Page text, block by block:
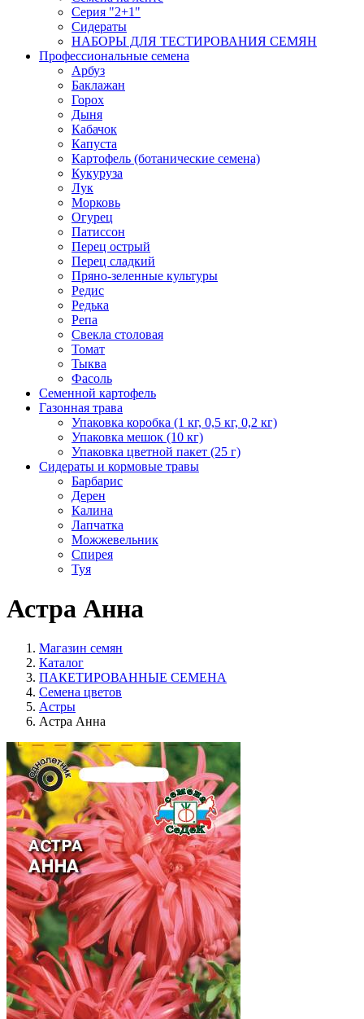
Серия "2+1"
Сидераты
НАБОРЫ ДЛЯ ТЕСТИРОВАНИЯ СЕМЯН
Профессиональные семена
Арбуз
Баклажан
Горох
Дыня
Кабачок
Капуста
Картофель (ботанические семена)
Кукуруза
Лук
Морковь
Огурец
Патиссон
Перец острый
Перец сладкий
Пряно-зеленные культуры
Редис
Редька
Репа
Свекла столовая
Томат
Тыква
Фасоль
Семенной картофель
Газонная трава
Упаковка коробка (1 кг, 0,5 кг, 0,2 кг)
Упаковка мешок (10 кг)
Упаковка цветной пакет (25 г)
Сидераты и кормовые травы
Барбарис
Дерен
Калина
Лапчатка
Можжевельник
Спирея
Туя
Астра Анна
Магазин семян
Каталог
ПАКЕТИРОВАННЫЕ СЕМЕНА
Семена цветов
Астры
Астра Анна